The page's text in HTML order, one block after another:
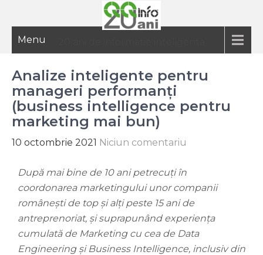
Menu
Analize inteligente pentru
manageri performanți
(business intelligence pentru
marketing mai bun)
10 octombrie 2021 Niciun comentariu
După mai bine de 10 ani petrecuți în
coordonarea marketingului unor companii
românești de top și alți peste 15 ani de
antreprenoriat, și suprapunând experiența
cumulată de Marketing cu cea de Data
Engineering și Business Intelligence, inclusiv din